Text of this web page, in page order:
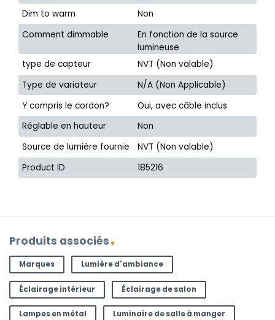
Dim to warm
Non
Comment dimmable
En fonction de la source
lumineuse
type de capteur
NVT (Non valable)
Type de variateur
N/A (Non Applicable)
Y compris le cordon?
Oui, avec câble inclus
Réglable en hauteur
Non
Source de lumière fournie
NVT (Non valable)
Product ID
185216
Produits associés
Marques Lumière d'ambiance
Éclairage intérieur Éclairage de salon
Lampes en métal Luminaire de salle à manger